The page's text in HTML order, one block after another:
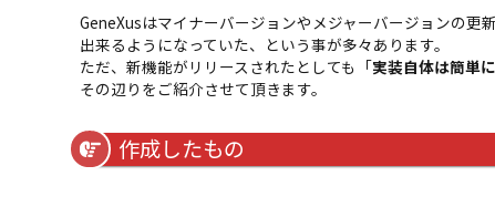
GeneXusはマイナーバージョンやメジャーバージョンの更
出来るようになっていた、という事が多々あります。
ただ、新機能がリリースされたとしても「実装自体は簡単
その辺りをご紹介させて頂きます。
作成したもの